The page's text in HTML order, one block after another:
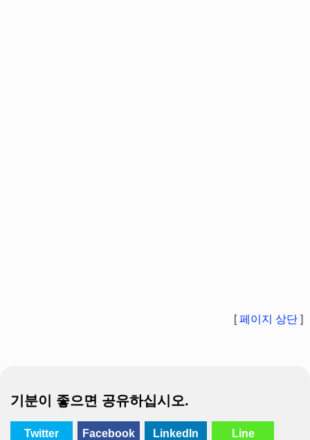
[페이지 상단 ]
기분이 좋으면 공유하십시오.
Twitter Facebook LinkedIn Line